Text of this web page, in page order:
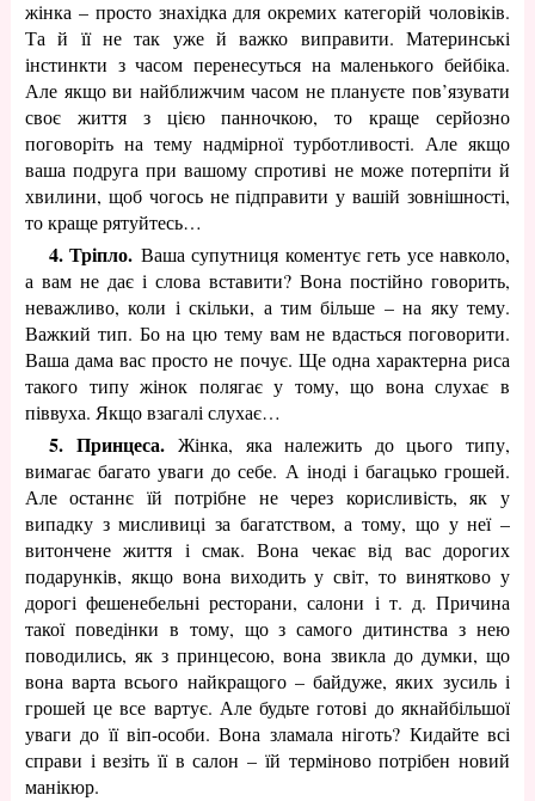
жінка – просто знахідка для окремих категорій чоловіків.
Та й її не так уже й важко виправити. Материнські
інстинкти з часом перенесуться на маленького бейбіка.
Але якщо ви найближчим часом не плануєте пов’язувати
своє життя з цією панночкою, то краще серйозно
поговоріть на тему надмірної турботливості. Але якщо
ваша подруга при вашому спротиві не може потерпіти й
хвилини, щоб чогось не підправити у вашій зовнішності,
то краще рятуйтесь…
4. Тріпло. Ваша супутниця коментує геть усе навколо,
а вам не дає і слова вставити? Вона постійно говорить,
неважливо, коли і скільки, а тим більше – на яку тему.
Важкий тип. Бо на цю тему вам не вдасться поговорити.
Ваша дама вас просто не почує. Ще одна характерна риса
такого типу жінок полягає у тому, що вона слухає в
піввуха. Якщо взагалі слухає…
5. Принцеса.Жінка, яка належить до цього типу,
вимагає багато уваги до себе. А іноді і багацько грошей.
Але останнє їй потрібне не через корисливість, як у
випадку з мисливиці за багатством, а тому, що у неї –
витончене життя і смак. Вона чекає від вас дорогих
подарунків, якщо вона виходить у світ, то винятково у
дорогі фешенебельні ресторани, салони і т. д. Причина
такої поведінки в тому, що з самого дитинства з нею
поводились, як з принцесою, вона звикла до думки, що
вона варта всього найкращого – байдуже, яких зусиль і
грошей це все вартує. Але будьте готові до якнайбільшої
уваги до її віп-особи. Вона зламала ніготь? Кидайте всі
справи і везіть її в салон – їй терміново потрібен новий
манікюр.